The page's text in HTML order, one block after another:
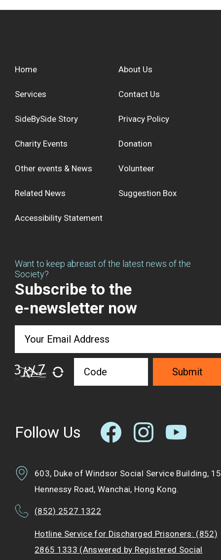
Home
Services
SideBySide Story
Charity Events
Other events & News
Related News
About Us
Contact Us
Privacy Policy
Donation
Volunteer
Suggestion Box
Accessibility Statement
Want to keep abreast of the latest news of the
Society?
Subscribe to the
e-newsletter now
Submit
Follow Us
603, Duke of Windsor Social Service Building, 15
Hennessy Road, Wanchai, Hong Kong.
(852) 2527 1322
Hotline Service for Discharged Prisoners: (852)
2865 1333 (Answered by Registered Social